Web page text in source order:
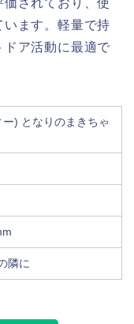
されており、使
ます。軽量で持
ア活動に最適で
) となりのまきちゃ
隣に